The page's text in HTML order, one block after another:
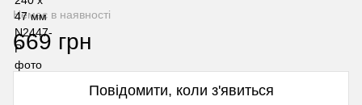
Немає в наявності
669 грн
Повідомити, коли з'явиться